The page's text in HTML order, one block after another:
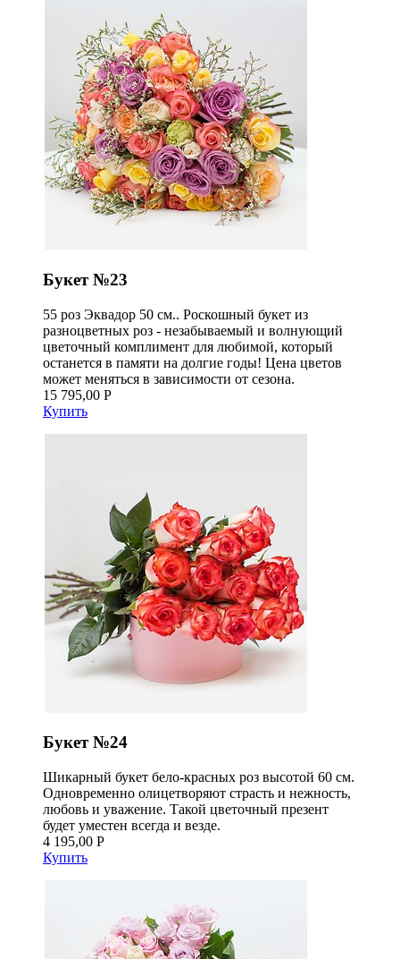
Букет №23
55 роз Эквадор 50 см.. Роскошный букет из
разноцветных роз - незабываемый и волнующий
цветочный комплимент для любимой, который
останется в памяти на долгие годы! Цена цветов
может меняться в зависимости от сезона.
15 795,00 Р
Купить
Букет №24
Шикарный букет бело-красных роз высотой 60 см.
Одновременно олицетворяют страсть и нежность,
любовь и уважение. Такой цветочный презент
будет уместен всегда и везде.
4 195,00 Р
Купить